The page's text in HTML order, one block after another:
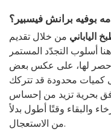
بوفيه برانش فيسبير؟
الياباني من خلال تقديم
أسلوب التجدّد المستمر
حصر لها، على عكس بعض
كميات محدودة قد تتركك
بحرية تزيد من إحساس
والبقاء وقتًا أطول بدلاً
من الاستعجال.